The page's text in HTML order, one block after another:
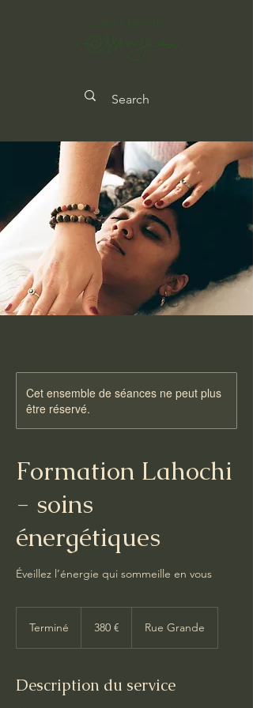
Cet ensemble de séances ne peut plus
être réservé.
Formation Lahochi
- soins
énergétiques
Éveillez l’énergie qui sommeille en vous
Terminé
i
380 € Rue Grande
Description du service